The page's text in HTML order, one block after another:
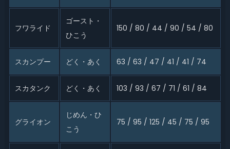
フワライド
ゴースト・
ひこう
150 / 80 / 44 / 90 / 54 / 80
スカンプー どく・あく 63 / 63 / 47 / 41 / 41 / 74
スカタンク どく・あく 103 / 93 / 67 / 71 / 61 / 84
グライオン
じめん・ひ
こう
75 / 95 / 125 / 45 / 75 / 95